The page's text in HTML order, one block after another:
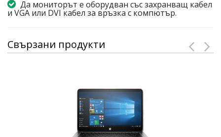
Да мониторът е оборудван със захранващ кабел
и VGA или DVI кабел за връзка с компютър.
Свързани продукти